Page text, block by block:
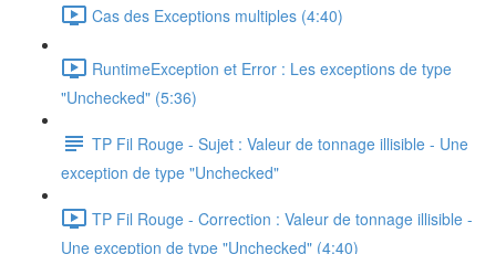
Cas des Exceptions multiples (4:40)
RuntimeException et Error : Les exceptions de type
"Unchecked" (5:36)
TP Fil Rouge - Sujet : Valeur de tonnage illisible - Une
exception de type "Unchecked"
TP Fil Rouge - Correction : Valeur de tonnage illisible -
Une exception de type "Unchecked" (4:40)